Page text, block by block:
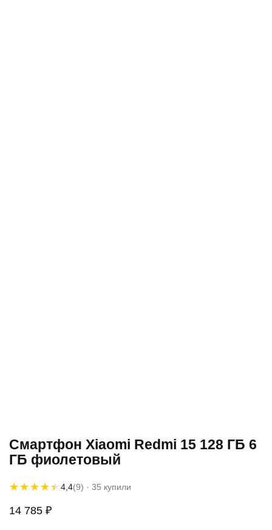
Смартфон Xiaomi Redmi 15 128 ГБ 6
ГБ фиолетовый
★★★★★
★★★★★4,4(9) · 35 купили
14 785 ₽